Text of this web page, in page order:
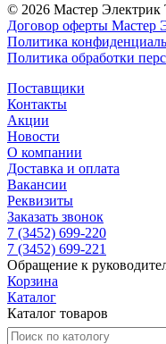
© 2026 Мастер
Договор оферты Мастер
Политика
Политика обработки
Поставщики
Контакты
Акции
Новости
О компании
Доставка и оплата
Вакансии
Реквизиты
Заказать звонок
7 (3452) 699-220
7 (3452) 699-221
Обращение к
Корзина
Каталог
Каталог товаров